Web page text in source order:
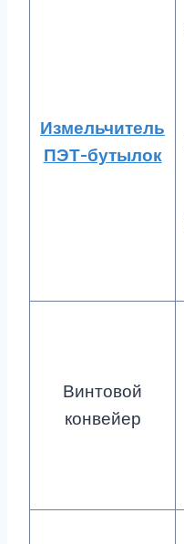
Измельчитель
ПЭТ-бутылок
Винтовой
конвейер